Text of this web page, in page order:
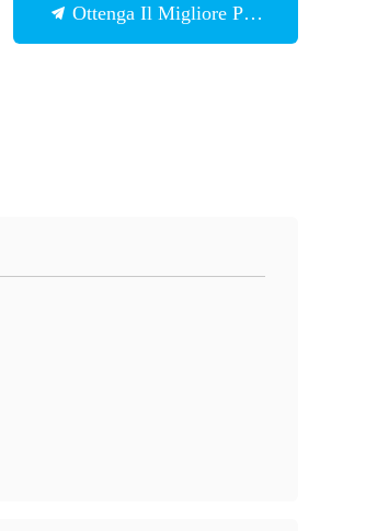
Ottenga Il Migliore Prezzo